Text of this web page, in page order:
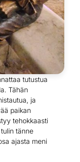
tutustua
Tähän
ja
paikan
tehokkaasti
tänne
ajasta meni